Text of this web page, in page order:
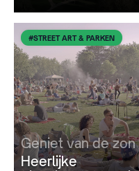
#STREET ART & PARKEN
Geniet van de zon
Heerlijke